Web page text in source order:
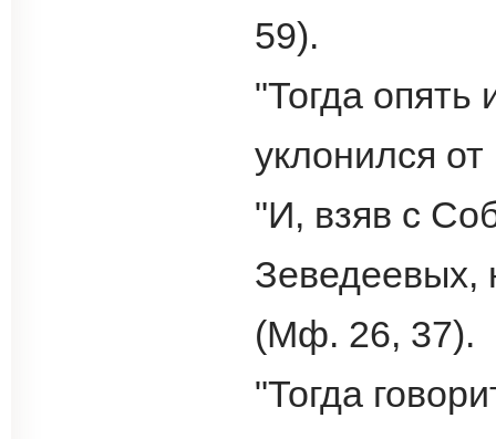
59).
"Тогда опять
уклонился
"И, взяв с
Зеведеевых,
(Мф. 26, 37).
"Тогда